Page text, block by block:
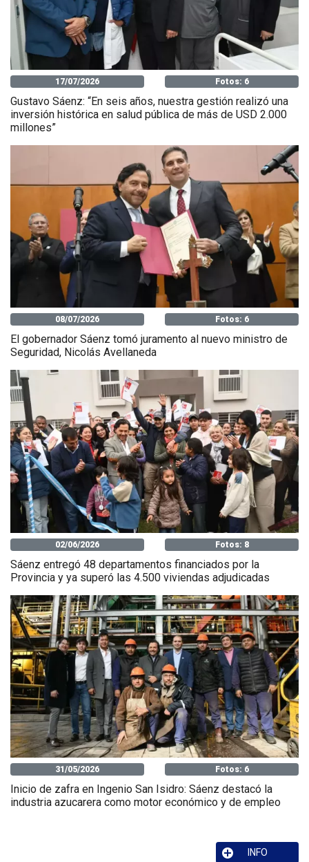
17/07/2026 Fotos: 6
Gustavo Sáenz: “En seis años, nuestra gestión realizó una
inversión histórica en salud pública de más de USD 2.000
millones”
08/07/2026 Fotos: 6
El gobernador Sáenz tomó juramento al nuevo ministro de
Seguridad, Nicolás Avellaneda
02/06/2026 Fotos: 8
Sáenz entregó 48 departamentos financiados por la
Provincia y ya superó las 4.500 viviendas adjudicadas
31/05/2026 Fotos: 6
Inicio de zafra en Ingenio San Isidro: Sáenz destacó la
industria azucarera como motor económico y de empleo
INFO